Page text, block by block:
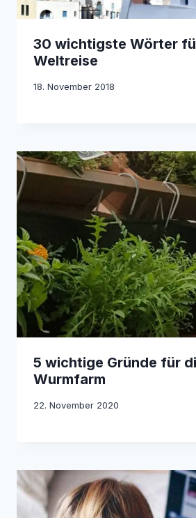
30 wichtigste Wörter
Weltreise
18. November 2018
5 wichtige Gründe für
Wurmfarm
22. November 2020